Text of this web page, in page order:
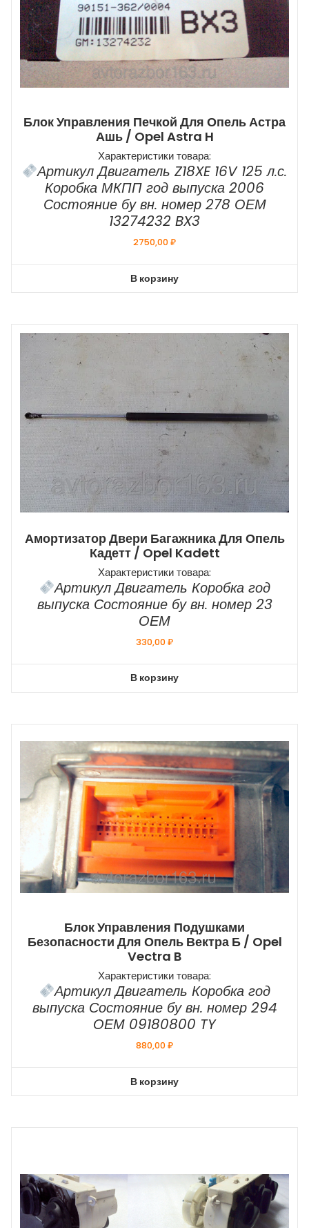
Блок Управления Печкой Для Опель Астра
Ашь / Opel Astra H
Характеристики товара:
Артикул Двигатель Z18XE 16V 125 л.с.
Коробка МКПП год выпуска 2006
Состояние бу вн. номер 278 ОЕМ
13274232 BX3
2750,00₽
В корзину
Амортизатор Двери Багажника Для Опель
Кадетт / Opel Kadett
Характеристики товара:
Артикул Двигатель Коробка год
выпуска Состояние бу вн. номер 23
ОЕМ
330,00₽
В корзину
Блок Управления Подушками
Безопасности Для Опель Вектра Б / Opel
Vectra B
Характеристики товара:
Артикул Двигатель Коробка год
выпуска Состояние бу вн. номер 294
ОЕМ 09180800 TY
880,00₽
В корзину